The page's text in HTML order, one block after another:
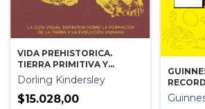
VIDA PREHISTORICA.
TIERRA PRIMITIVA Y
PUEBLOS PREHISTORICOS
Dorling Kindersley
$15.028,00